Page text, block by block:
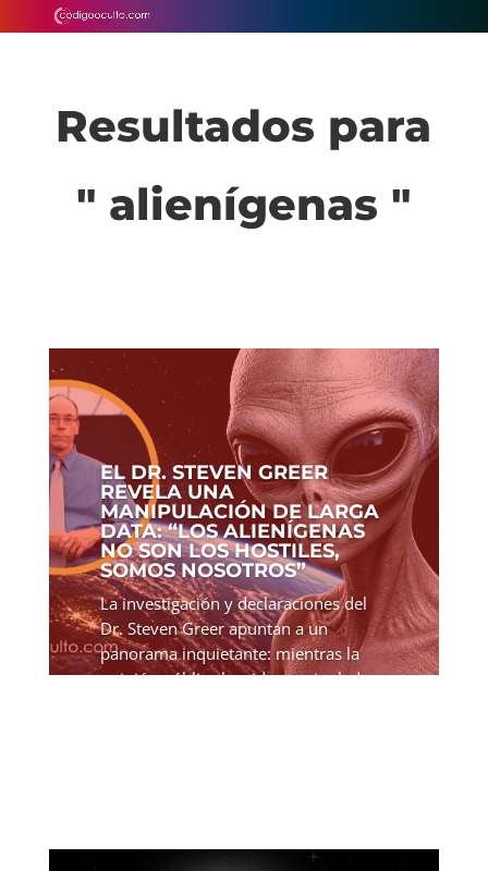
Resultados para
" alienígenas "
EL DR. STEVEN GREER
REVELA UNA
MANIPULACIÓN DE LARGA
DATA: “LOS ALIENÍGENAS
NO SON LOS HOSTILES,
SOMOS NOSOTROS”
La investigación y declaraciones del
Dr. Steven Greer apuntan a un
panorama inquietante: mientras la
opinión pública ha sido manipulada